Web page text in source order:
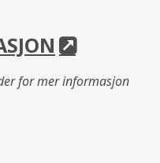
for mer informasjon